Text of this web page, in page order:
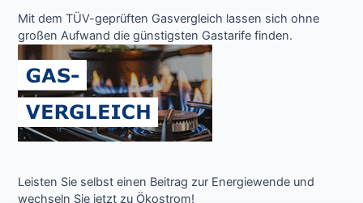
Mit dem TÜV-geprüften Gasvergleich lassen sich ohne
großen Aufwand die günstigsten Gastarife finden.
Leisten Sie selbst einen Beitrag zur Energiewende und
wechseln Sie jetzt zu Ökostrom!